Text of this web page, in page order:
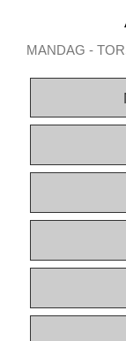
vælge det rigtige
FleXtents®
MANDAG -